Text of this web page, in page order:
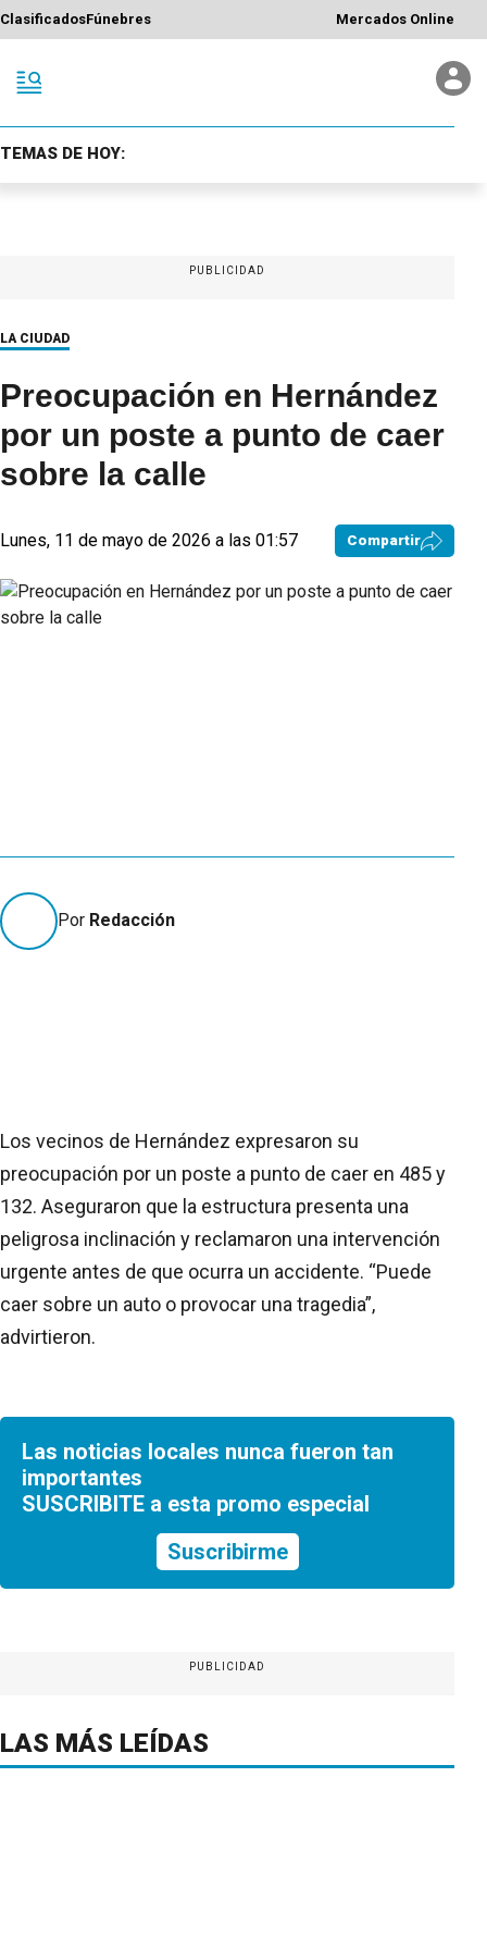
ClasificadosFúnebres Mercados Online
TEMAS DE HOY:
PUBLICIDAD
LA CIUDAD
Preocupación en Hernández
por un poste a punto de caer
sobre la calle
Lunes, 11 de mayo de 2026 a las 01:57 Compartir
Por Redacción
Los vecinos de Hernández expresaron su
preocupación por un poste a punto de caer en 485 y
132. Aseguraron que la estructura presenta una
peligrosa inclinación y reclamaron una intervención
urgente antes de que ocurra un accidente. “Puede
caer sobre un auto o provocar una tragedia”,
advirtieron.
Las noticias locales nunca fueron tan
importantes
SUSCRIBITE a esta promo especial
Suscribirme
PUBLICIDAD
LAS MÁS LEÍDAS